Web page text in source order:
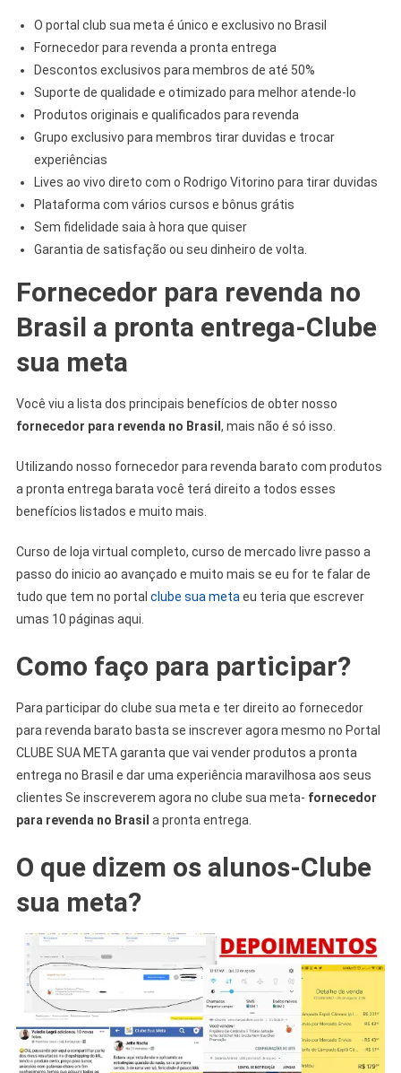
O portal club sua meta é único e exclusivo no Brasil
Fornecedor para revenda a pronta entrega
Descontos exclusivos para membros de até 50%
Suporte de qualidade e otimizado para melhor atende-lo
Produtos originais e qualificados para revenda
Grupo exclusivo para membros tirar duvidas e trocar
experiências
Lives ao vivo direto com o Rodrigo Vitorino para tirar duvidas
Plataforma com vários cursos e bônus grátis
Sem fidelidade saia à hora que quiser
Garantia de satisfação ou seu dinheiro de volta.
Fornecedor para revenda no
Brasil a pronta entrega-Clube
sua meta
Você viu a lista dos principais benefícios de obter nosso
fornecedor para revenda no Brasil , mais não é só isso.
Utilizando nosso fornecedor para revenda barato com produtos
a pronta entrega barata você terá direito a todos esses
benefícios listados e muito mais.
Curso de loja virtual completo, curso de mercado livre passo a
passo do inicio ao avançado e muito mais se eu for te falar de
tudo que tem no portal clube sua meta eu teria que escrever
umas 10 páginas aqui.
Como faço para participar?
Para participar do clube sua meta e ter direito ao fornecedor
para revenda barato basta se inscrever agora mesmo no Portal
CLUBE SUA META garanta que vai vender produtos a pronta
entrega no Brasil e dar uma experiência maravilhosa aos seus
clientes Se inscreverem agora no clube sua meta- fornecedor
para revenda no Brasil a pronta entrega.
O que dizem os alunos-Clube
sua meta?